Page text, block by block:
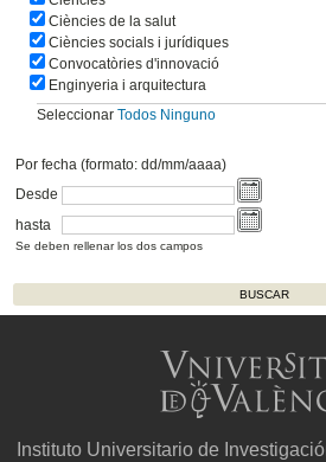
Ciències de la salut
Ciències socials i jurídiques
Convocatòries d'innovació
Enginyeria i arquitectura
SeleccionarTodos Ninguno
Por fecha (formato: dd/mm/aaaa)
Desde
hasta
Se deben rellenar los dos campos
Instituto Universitario de